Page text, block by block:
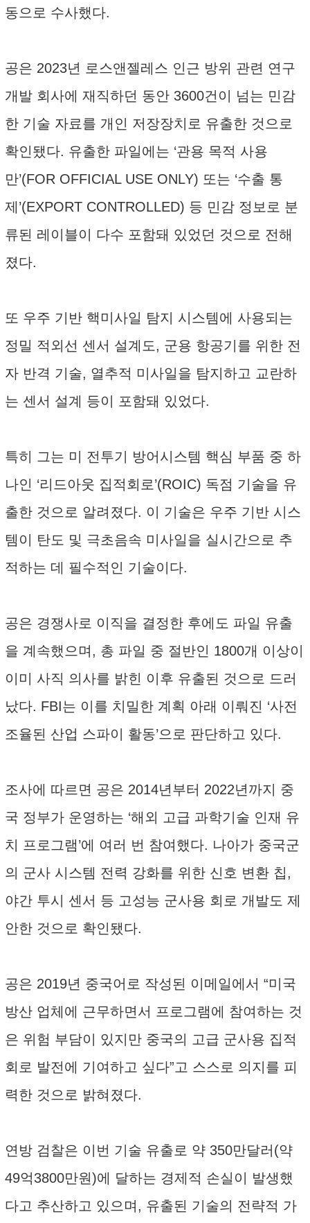
동으로 수사했다.
공은 2023년 로스앤젤레스 인근 방위 관련 연구
개발 회사에 재직하던 동안 3600건이 넘는 민감
한 기술 자료를 개인 저장장치로 유출한 것으로
확인됐다. 유출한 파일에는 ‘관용 목적 사용
만’(FOR OFFICIAL USE ONLY) 또는 ‘수출 통
제’(EXPORT CONTROLLED) 등 민감 정보로 분
류된 레이블이 다수 포함돼 있었던 것으로 전해
졌다.
또 우주 기반 핵미사일 탐지 시스템에 사용되는
정밀 적외선 센서 설계도, 군용 항공기를 위한 전
자 반격 기술, 열추적 미사일을 탐지하고 교란하
는 센서 설계 등이 포함돼 있었다.
특히 그는 미 전투기 방어시스템 핵심 부품 중 하
나인 ‘리드아웃 집적회로’(ROIC) 독점 기술을 유
출한 것으로 알려졌다. 이 기술은 우주 기반 시스
템이 탄도 및 극초음속 미사일을 실시간으로 추
적하는 데 필수적인 기술이다.
공은 경쟁사로 이직을 결정한 후에도 파일 유출
을 계속했으며, 총 파일 중 절반인 1800개 이상이
이미 사직 의사를 밝힌 이후 유출된 것으로 드러
났다. FBI는 이를 치밀한 계획 아래 이뤄진 ‘사전
조율된 산업 스파이 활동’으로 판단하고 있다.
조사에 따르면 공은 2014년부터 2022년까지 중
국 정부가 운영하는 ‘해외 고급 과학기술 인재 유
치 프로그램’에 여러 번 참여했다. 나아가 중국군
의 군사 시스템 전력 강화를 위한 신호 변환 칩,
야간 투시 센서 등 고성능 군사용 회로 개발도 제
안한 것으로 확인됐다.
공은 2019년 중국어로 작성된 이메일에서 “미국
방산 업체에 근무하면서 프로그램에 참여하는 것
은 위험 부담이 있지만 중국의 고급 군사용 집적
회로 발전에 기여하고 싶다”고 스스로 의지를 피
력한 것으로 밝혀졌다.
연방 검찰은 이번 기술 유출로 약 350만달러(약
49억3800만원)에 달하는 경제적 손실이 발생했
다고 추산하고 있으며, 유출된 기술의 전략적 가